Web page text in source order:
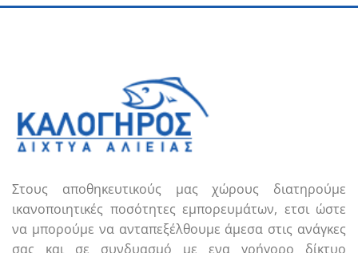
Στους αποθηκευτικούς μας χώρους διατηρούμε
ικανοποιητικές ποσότητες εμπορευμάτων, ετσι ώστε
να μπορούμε να ανταπεξέλθουμε άμεσα στις ανάγκες
σας και σε συνδυασμό με ενα γρήγορο δίκτυο